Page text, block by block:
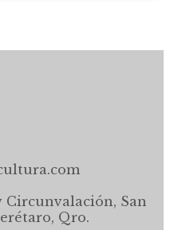
Circunvalación, San
Qro.